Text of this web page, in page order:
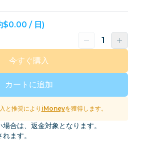
$0.00 / 日)
カートに追加
今すぐ購入
と推奨により iMoneyを獲得します。
合は、返金対象となります。
ます。